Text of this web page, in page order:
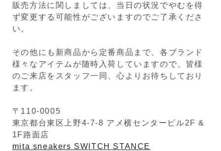
販売方法に関しましては、当日の状況でやむを得
ず変更する可能性がございますのでご了承くださ
い。
その他にも新商品から定番商品まで、各ブランド
様々なアイテムが随時入荷していますので、皆様
のご来店をスタッフ一同、心よりお待ちしており
ます。
〒110-0005
東京都台東区上野4-7-8 アメ横センタービル2F &
1F路面店
mita sneakers SWITCH STANCE